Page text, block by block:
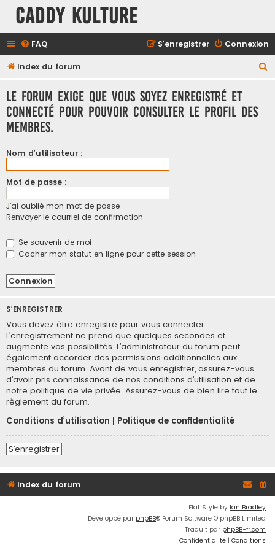
Caddy Kulture
FAQ Connexion
S’enregistrer
Index du forum
Le forum exige que vous soyez enregistré et
connecté pour pouvoir consulter le profil des
membres.
Nom d’utilisateur :
Mot de passe :
J’ai oublié mon mot de passe
Renvoyer le courriel de confirmation
Se souvenir de moi
Cacher mon statut en ligne pour cette session
S’ENREGISTRER
Vous devez être enregistré pour vous connecter.
L’enregistrement ne prend que quelques secondes et
augmente vos possibilités. L’administrateur du forum peut
également accorder des permissions additionnelles aux
membres du forum. Avant de vous enregistrer, assurez-vous
d’avoir pris connaissance de nos conditions d’utilisation et de
notre politique de vie privée. Assurez-vous de bien lire tout le
règlement du forum.
Conditions d’utilisation
Politique de confidentialité
S’enregistrer
Index du forum
Flat Style by Ian Bradley
Développé par phpBB® Forum Software © phpBB Limited
Traduit par phpBB-fr.com
Confidentialité | Conditions